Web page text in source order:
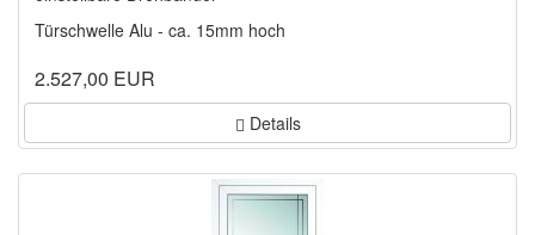
Türschwelle Alu - ca. 15mm hoch
2.527,00 EUR
Details